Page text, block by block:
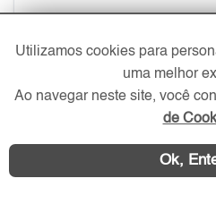
setembro de 2015
Utilizamos cookies para
uma melhor
Ao navegar neste site, você
de
Ok,